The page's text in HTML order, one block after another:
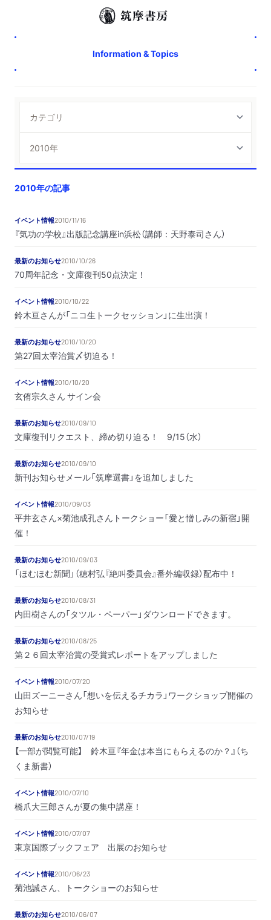
Information & Topics
2010年の記事
イベント情報2010/11/16
『気功の学校』出版記念講座in浜松（講師：天野泰司さん）
最新のお知らせ2010/10/26
70周年記念・文庫復刊50点決定！
イベント情報2010/10/22
鈴木亘さんが「ニコ生トークセッション」に生出演！
最新のお知らせ2010/10/20
第27回太宰治賞〆切迫る！
イベント情報2010/10/20
玄侑宗久さん サイン会
最新のお知らせ2010/09/10
文庫復刊リクエスト、締め切り迫る！ 9/15（水）
最新のお知らせ2010/09/10
新刊お知らせメール「筑摩選書」を追加しました
イベント情報2010/09/03
平井玄さん×菊池成孔さんトークショー「愛と憎しみの新宿」開
催！
最新のお知らせ2010/09/03
「ほむほむ新聞」（穂村弘『絶叫委員会』番外編収録）配布中！
最新のお知らせ2010/08/31
内田樹さんの「タツル・ペーパー」ダウンロードできます。
最新のお知らせ2010/08/25
第２６回太宰治賞の受賞式レポートをアップしました
イベント情報2010/07/20
山田ズーニーさん「想いを伝えるチカラ」ワークショップ開催の
お知らせ
最新のお知らせ2010/07/19
【一部が閲覧可能】 鈴木亘『年金は本当にもらえるのか？』（ち
くま新書）
イベント情報2010/07/10
橋爪大三郎さんが夏の集中講座！
イベント情報2010/07/07
東京国際ブックフェア 出展のお知らせ
イベント情報2010/06/23
菊池誠さん、トークショーのお知らせ
最新のお知らせ2010/06/07